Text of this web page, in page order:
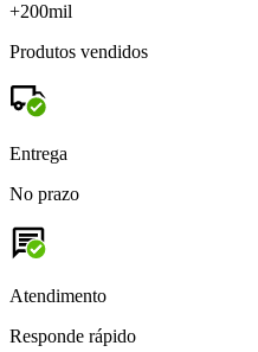
+200mil
Produtos vendidos
Entrega
No prazo
Atendimento
Responde rápido